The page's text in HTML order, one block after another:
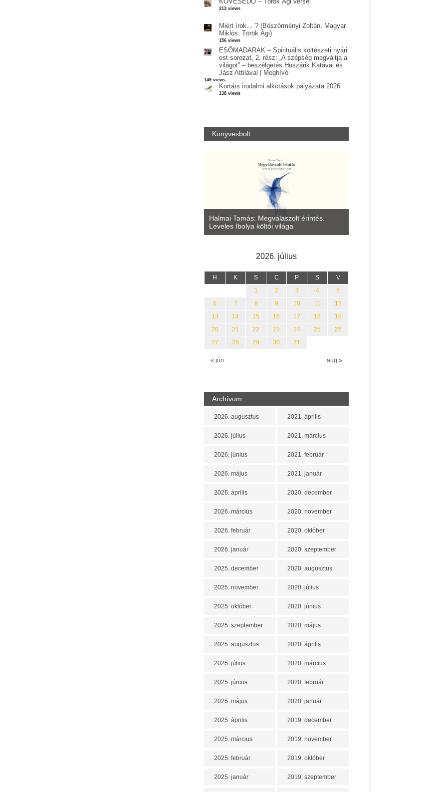
213 views
Miért írok… ? (Böszörményi Zoltán, Magyar
Miklós, Török Ági)
156 views
ESŐMADARAK – Spirituális költészeti nyári
est-sorozat, 2. rész: „A szépség megváltja a
világot” – beszélgetés Huszárik Katával és
Jász Attilával | Meghívó
149 views
Kortárs irodalmi alkotások pályázata 2026
138 views
Könyvesbolt
Halmai Tamás: Megválaszolt érintés.
Leveles Ibolya költői világa
2026. július
H K S C P S V
« jún aug »
1 2 3 4
5
6
7 8 9 10 11
12
13
14 15 16 17 18
19
20
21 22 23 24 25
26
27
28 29 30 31
Archívum
2026. augusztus
2026. július
2026. június
2026. május
2026. április
2026. március
2026. február
2026. január
2025. december
2025. november
2025. október
2025. szeptember
2025. augusztus
2025. július
2025. június
2025. május
2025. április
2025. március
2025. február
2025. január
2021. április
2021. március
2021. február
2021. január
2020. december
2020. november
2020. október
2020. szeptember
2020. augusztus
2020. július
2020. június
2020. május
2020. április
2020. március
2020. február
2020. január
2019. december
2019. november
2019. október
2019. szeptember